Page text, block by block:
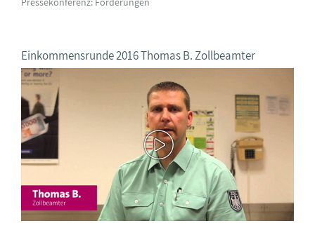
Einkommensrunde 2016 Thomas B. Zollbeamter